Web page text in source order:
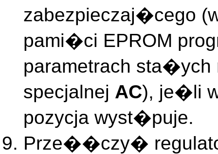
zabezpieczaj�cego
pami�ci EPROM
parametrach
specjalnej AC), je�li
pozycja wyst�puje.
Prze��czy�